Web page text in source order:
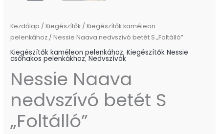
Kezdőlap / Kiegészítők / Kiegészítők kaméleon
pelenkához / Nessie Naava nedvszívó betét S „Foltálló”
Kiegészítők kaméleon pelenkához,Kiegészítők Nessie
csónakos pelenkákhoz,Nedvszívók
Nessie Naava
nedvszívó betét S
„Foltálló”